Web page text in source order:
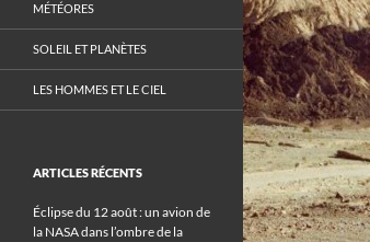
MÉTÉORES
SOLEIL ET PLANÈTES
LES HOMMES ET LE CIEL
ARTICLES RÉCENTS
Éclipse du 12 août : un avion de
la NASA dans l’ombre de la